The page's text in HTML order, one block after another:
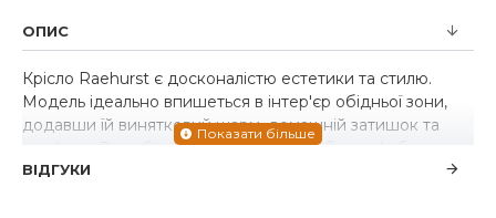
ОПИС
Крісло Raehurst є досконалістю естетики та стилю.
Модель ідеально впишеться в інтер'єр обідньої зони,
додавши їй винятковий шарм, домашній затишок та
комфорт. Виробник американська меблева фабрика
"Ashley". Іноді вся справа у дрібних деталях. Обідній
ВІДГУКИ